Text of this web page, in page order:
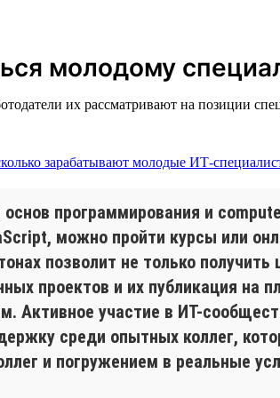
молодому
их рассматривают на позиции
программирования и
можно пройти курсы или
позволит не только
проектов и их публикация на
Активное участие в ИТ-
среди опытных коллег,
и погружением в реальные